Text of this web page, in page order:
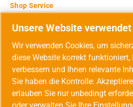
Service-Hotline
Shop Service
Rechtliche Hinweise
Unsere Vorteile
Versandarten
Zahlungsarten
Unsere Website
Wir verwenden Cookies, um
diese Website korrekt funktioniert,
verbessern und Ihnen relevante
Sie haben die Kontrolle:
erlauben Sie nur unbedingt